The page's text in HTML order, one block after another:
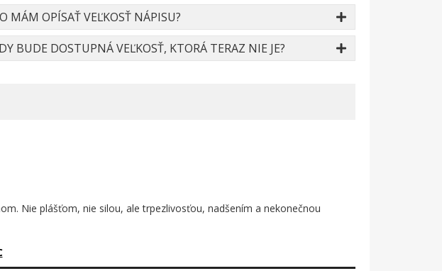
MÁM OPÍSAŤ VEĽKOSŤ NÁPISU?
BUDE DOSTUPNÁ VEĽKOSŤ, KTORÁ TERAZ NIE JE?
Nie plášťom, nie silou, ale trpezlivosťou, nadšením a nekonečnou